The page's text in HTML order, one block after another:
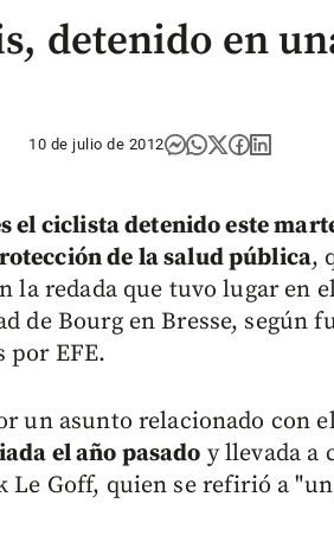
detenido en
10 de julio de 2012
el ciclista detenido este
de la salud pública,
la redada que tuvo lugar en
de Bourg en Bresse, según
por EFE.
un asunto relacionado con
el año pasado y llevada a
Goff, quien se refirió a